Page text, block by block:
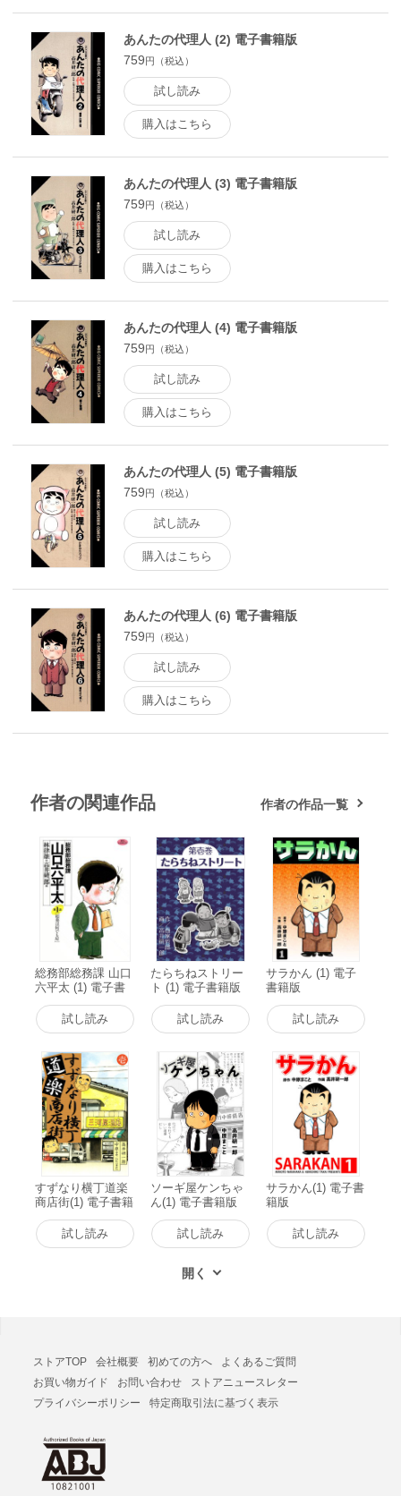
あんたの代理人 (2) 電子書籍版
759円（税込）
試し読み
購入はこちら
あんたの代理人 (3) 電子書籍版
759円（税込）
試し読み
購入はこちら
あんたの代理人 (4) 電子書籍版
759円（税込）
試し読み
購入はこちら
あんたの代理人 (5) 電子書籍版
759円（税込）
試し読み
購入はこちら
あんたの代理人 (6) 電子書籍版
759円（税込）
試し読み
購入はこちら
作者の関連作品 作者の作品一覧
総務部総務課 山口
六平太 (1) 電子書
籍版
試し読み
たらちねストリー
ト (1) 電子書籍版
試し読み
サラかん (1) 電子
書籍版
試し読み
すずなり横丁道楽
商店街(1) 電子書籍
試し読み
ソーギ屋ケンちゃ
ん(1) 電子書籍版
試し読み
サラかん(1) 電子書
籍版
試し読み
ストアTOP 会社概要 初めての方へ
よくあるご質問
お買い物ガイド
お問い合わせ
ストアニュースレター
プライバシーポリシー
特定商取引法に基づく表示